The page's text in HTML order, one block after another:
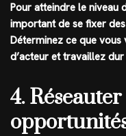
Pour atteindre le niveau
important de se fixer
Déterminez ce que
d’acteur et travaillez
4.